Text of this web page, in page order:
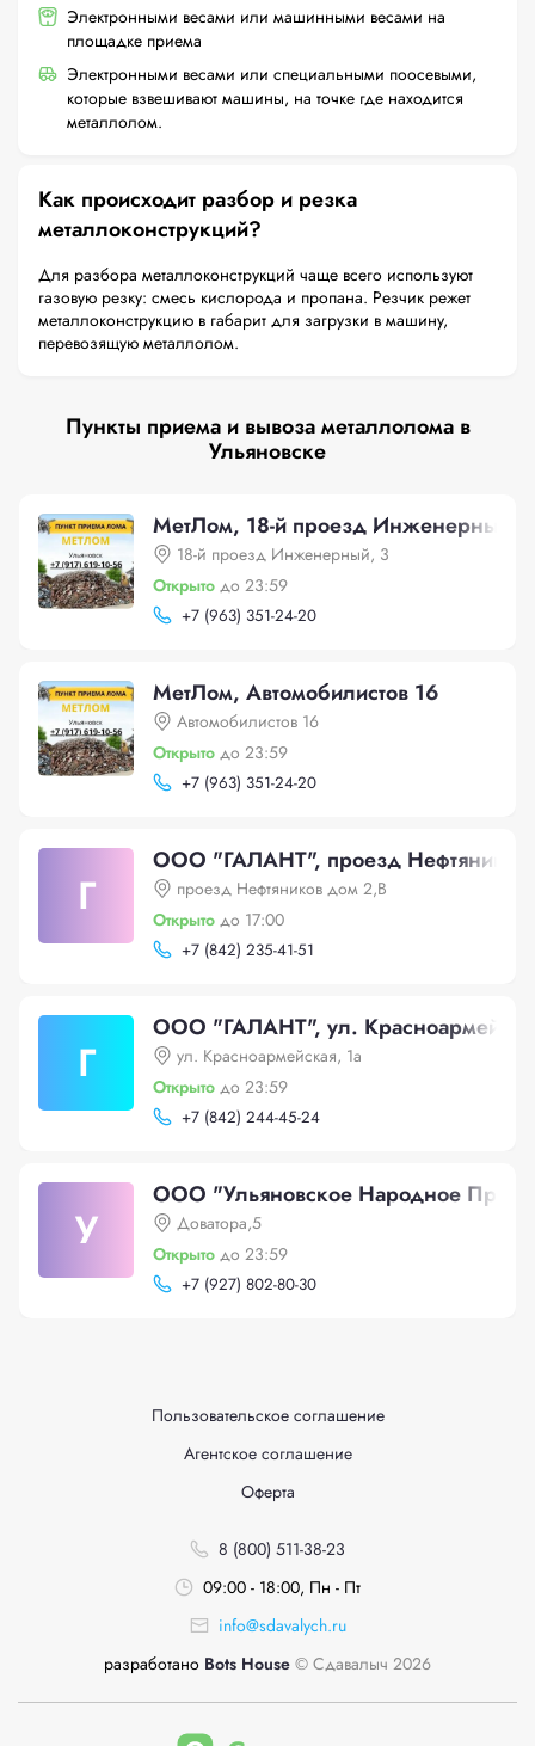
Электронными весами или машинными весами на
площадке приема
Электронными весами или специальными поосевыми,
которые взвешивают машины, на точке где находится
металлолом.
Как происходит разбор и резка
металлоконструкций?
Для разбора металлоконструкций чаще всего используют
газовую резку: смесь кислорода и пропана. Резчик режет
металлоконструкцию в габарит для загрузки в машину,
перевозящую металлолом.
Пункты приема и вывоза металлолома в
Ульяновске
МетЛом, 18-й проезд Инженерный,
18-й проезд Инженерный, 3
Открыто до 23:59
+7 (963) 351-24-20
МетЛом, Автомобилистов 16
Автомобилистов 16
Открыто до 23:59
+7 (963) 351-24-20
Г
ООО "ГАЛАНТ", проезд Нефтяников
проезд Нефтяников дом 2,В
Открыто до 17:00
+7 (842) 235-41-51
Г
ООО "ГАЛАНТ", ул.
ул. Красноармейская, 1а
Открыто до 23:59
+7 (842) 244-45-24
У
ООО "Ульяновское Народное
Доватора,5
Открыто до 23:59
+7 (927) 802-80-30
Пользовательское соглашение
Агентское соглашение
Оферта
8 (800) 511-38-23
09:00 - 18:00, Пн - Пт
info@sdavalych.ru
разработано Bots House © Сдавалыч 2026